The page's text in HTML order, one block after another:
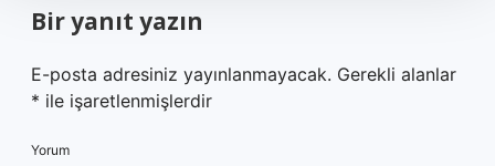
Bir yanıt yazın
E-posta adresiniz yayınlanmayacak. Gerekli alanlar
* ile işaretlenmişlerdir
Yorum